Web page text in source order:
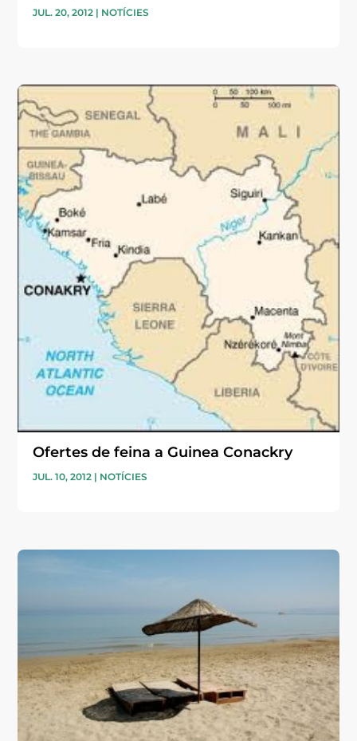
JUL. 20, 2012 | NOTÍCIES
Ofertes de feina a Guinea Conackry
JUL. 10, 2012 | NOTÍCIES